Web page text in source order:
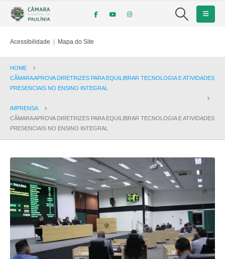
Acessibilidade | Mapa do Site
HOME
CÂMARA APROVA DIRETRIZES PARA EQUILIBRAR TECNOLOGIA E ATIVIDADES
PRESENCIAIS NO ENSINO INTEGRAL
IMPRENSA
CÂMARA APROVA DIRETRIZES PARA EQUILIBRAR TECNOLOGIA E ATIVIDADES
PRESENCIAIS NO ENSINO INTEGRAL